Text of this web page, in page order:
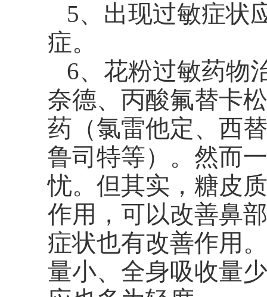
5、出现过敏症状
症。
6、花粉过敏药物
奈德、丙酸氟替卡
药（氯雷他定、西
鲁司特等）。然而
忧。但其实，糖皮
作用，可以改善鼻
症状也有改善作用
量小、全身吸收量